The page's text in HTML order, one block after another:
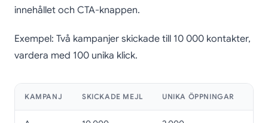
innehållet och CTA-knappen.
Exempel: Två kampanjer skickade till 10 000 kontakter,
vardera med 100 unika klick.
KAMPANJ SKICKADE MEJL UNIKA ÖPPNINGAR